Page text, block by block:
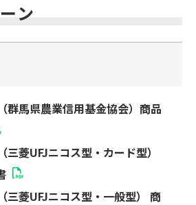
ン
群馬県農業信用基金協会）商品
三菱UFJニコス型・カード型）
三菱UFJニコス型・一般型） 商